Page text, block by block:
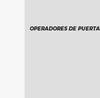
OPERADORES DE PUERTA